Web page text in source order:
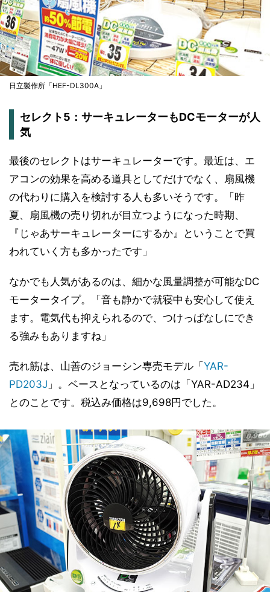
日立製作所「HEF-DL300A」
セレクト5：サーキュレーターもDCモーターが人
気
最後のセレクトはサーキュレーターです。最近は、エ
アコンの効果を高める道具としてだけでなく、扇風機
の代わりに購入を検討する人も多いそうです。「昨
夏、扇風機の売り切れが目立つようになった時期、
『じゃあサーキュレーターにするか』ということで買
われていく方も多かったです」
なかでも人気があるのは、細かな風量調整が可能なDC
モータータイプ。「音も静かで就寝中も安心して使え
ます。電気代も抑えられるので、つけっぱなしにでき
る強みもありますね」
売れ筋は、山善のジョーシン専売モデル「 YAR-
PD203J 」。ベースとなっているのは「YAR-AD234」
とのことです。税込み価格は9,698円でした。